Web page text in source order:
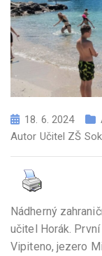
18. 6. 2024
Autor Učitel ZŠ
Nádherný
učitel Horák.
Vipiteno, jezero